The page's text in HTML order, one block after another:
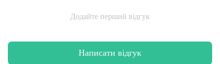
Додайте перший відгук
Написати відгук